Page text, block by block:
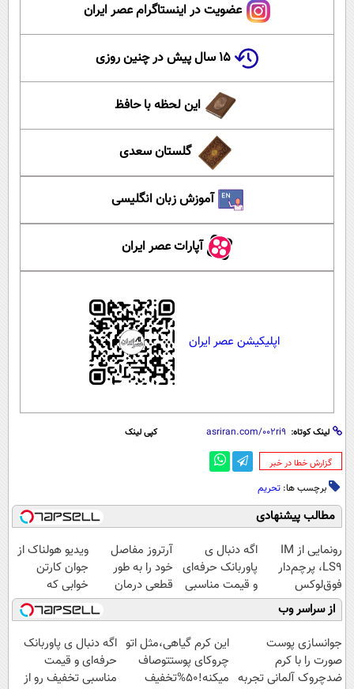
عضویت در اینستاگرام عصر ایران
۱۵ سال پیش در چنین روزی
این لحظه با حافظ
گلستان سعدی
آموزش زبان انگلیسی
آپارات عصر ایران
اپلیکیشن عصر ایران
لینک کوتاه: کپی لینک
‌گزارش خطا در خبر
برچسب ها: تحریم
مطالب پیشنهادی
رونمایی از IM
LS9، پرچم‌دار
فوق‌لوکس
EREV وارد بازار
ایران شد
اگه دنبال ی
پاوربانک حرفه‌ای
و قیمت مناسبی
تخفیف رو از
دست نده👌🏻
آرتروز مفاصل
خود را به طور
قطعی درمان
کنید!
◗پرسش‌نامه◖
ویدیو هولناک از
جوان کارتن
خوابی که
میلیاردر شد.
آموزش رایگان
از سراسر وب
جوانسازی پوست
صورت را با کرم
ضدچروک آلمانی تجربه
این کرم گیاهی،مثل اتو
چروکای پوستتوصاف
میکنه!50%تخفیف
اگه دنبال ی پاوربانک
حرفه‌ای و قیمت
مناسبی تخفیف رو از